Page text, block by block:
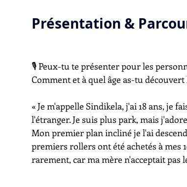
Présentation &
🎙️ Peux-tu te présenter pour les
Comment et à quel âge as-tu
« Je m'appelle Sindikela, j'ai 18 ans, je
l'étranger. Je suis plus park, mais
Mon premier plan incliné je l'ai
premiers rollers ont été achetés à mes
rarement, car ma mère n'acceptait pas